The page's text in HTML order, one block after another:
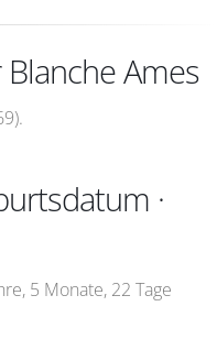
Ames
·
5 Monate, 22 Tage